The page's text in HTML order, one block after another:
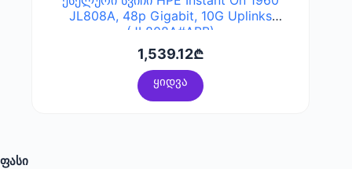
JL808A, 48p Gigabit, 10G Uplinks
(JL808A#ABB)
1,539.12₾
ყიდვა
ᲤᲐᲡᲘ